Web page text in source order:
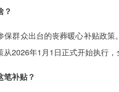
？
保群众出台的丧葬暖心补贴政
2026年1月1日正式开始执行
笔补贴？